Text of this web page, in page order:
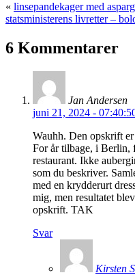
« linsepandekager med
statsministerens livretter –
6 Kommentarer
Jan Andersen
juni 21, 2024 -
Wauhh. Den opskrift
For år tilbage, i Berlin,
restaurant. Ikke
som du beskriver.
med en krydderurt
mig, men resultatet
opskrift. TAK
Svar
Kirsten